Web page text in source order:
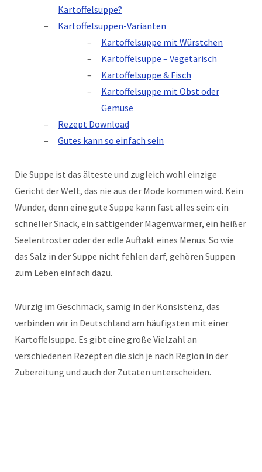
Kartoffelsuppe?
Kartoffelsuppen-Varianten
Kartoffelsuppe mit Würstchen
Kartoffelsuppe – Vegetarisch
Kartoffelsuppe & Fisch
Kartoffelsuppe mit Obst oder
Gemüse
Rezept Download
Gutes kann so einfach sein
Die Suppe ist das älteste und zugleich wohl einzige
Gericht der Welt, das nie aus der Mode kommen wird. Kein
Wunder, denn eine gute Suppe kann fast alles sein: ein
schneller Snack, ein sättigender Magenwärmer, ein heißer
Seelentröster oder der edle Auftakt eines Menüs. So wie
das Salz in der Suppe nicht fehlen darf, gehören Suppen
zum Leben einfach dazu.
Würzig im Geschmack, sämig in der Konsistenz, das
verbinden wir in Deutschland am häufigsten mit einer
Kartoffelsuppe. Es gibt eine große Vielzahl an
verschiedenen Rezepten die sich je nach Region in der
Zubereitung und auch der Zutaten unterscheiden.